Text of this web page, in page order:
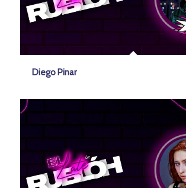
Diego Pinar